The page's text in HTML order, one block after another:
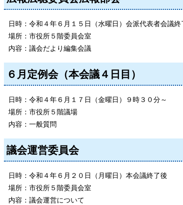
日時：令和４年６月１５日（水曜日）会派代表者会議終
場所：市役所５階委員会室
内容：議会だより編集会議
６月定例会（本会議４日目）
日時：令和４年６月１７日（金曜日）９時３０分～
場所：市役所５階議場
内容：一般質問
議会運営委員会
日時：令和４年６月２０日（月曜日）本会議終了後
場所：市役所５階委員会室
内容：議会運営について